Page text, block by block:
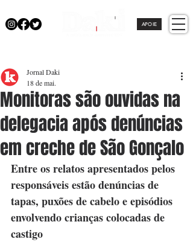
APOIE
Monitoras são ouvidas na
delegacia após denúncias
em creche de São Gonçalo
Jornal Daki
18 de mai.
Entre os relatos apresentados pelos
responsáveis estão denúncias de
tapas, puxões de cabelo e episódios
envolvendo crianças colocadas de
castigo